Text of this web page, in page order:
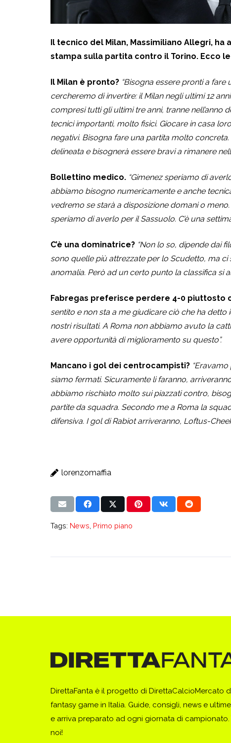
Il tecnico del Milan, Massimiliano Allegri,
stampa sulla partita contro il Torino. Ecco
Il Milan è pronto? “Bisogna essere pronti a
cercheremo di invertire: il Milan negli ultimi 12
compresi tutti gli ultimi tre anni, tranne
tecnici importanti, molto fisici. Giocare in casa
negativi. Bisogna fare una partita molto
delineata e bisognerà essere bravi a rimanere
Bollettino medico. “Gimenez speriamo di
abbiamo bisogno numericamente e anche
vedremo se starà a disposizione domani o
speriamo di averlo per il Sassuolo. C’è una
C’è una dominatrice? “Non lo so, dipende dai
sono quelle più attrezzate per lo Scudetto, ma
anomalia. Però ad un certo punto la classifica si
Fabregas preferisce perdere 4-0 piuttosto
sentito e non sta a me giudicare ciò che ha
nostri risultati. A Roma non abbiamo avuto la
avere opportunità di miglioramento su questo”.
Mancano i gol dei centrocampisti?
siamo fermati. Sicuramente li faranno,
abbiamo rischiato molto sui piazzati contro,
partite da squadra. Secondo me a Roma la
difensiva. I gol di Rabiot arriveranno, Loftus-
lorenzomaffia
Tags: News, Primo piano
DirettaFanta è il progetto di DirettaCalcioMercato
fantasy game in Italia. Guide, consigli, news e
e arriva preparato ad ogni giornata di campionato.
noi!